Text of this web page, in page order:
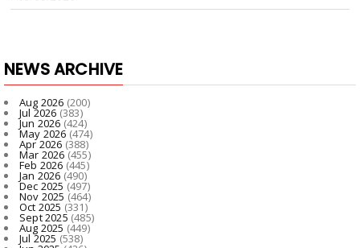
NEWS ARCHIVE
Aug 2026 (200)
Jul 2026 (383)
Jun 2026(424)
May 2026(474)
Apr 2026 (388)
Mar 2026(455)
Feb 2026 (445)
Jan 2026 (490)
Dec 2025(497)
Nov 2025 (464)
Oct 2025 (331)
Sept 2025 (485)
Aug 2025 (449)
Jul 2025 (538)